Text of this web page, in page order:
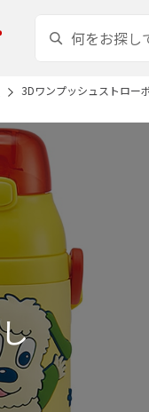
3Dワンプッシュストロー